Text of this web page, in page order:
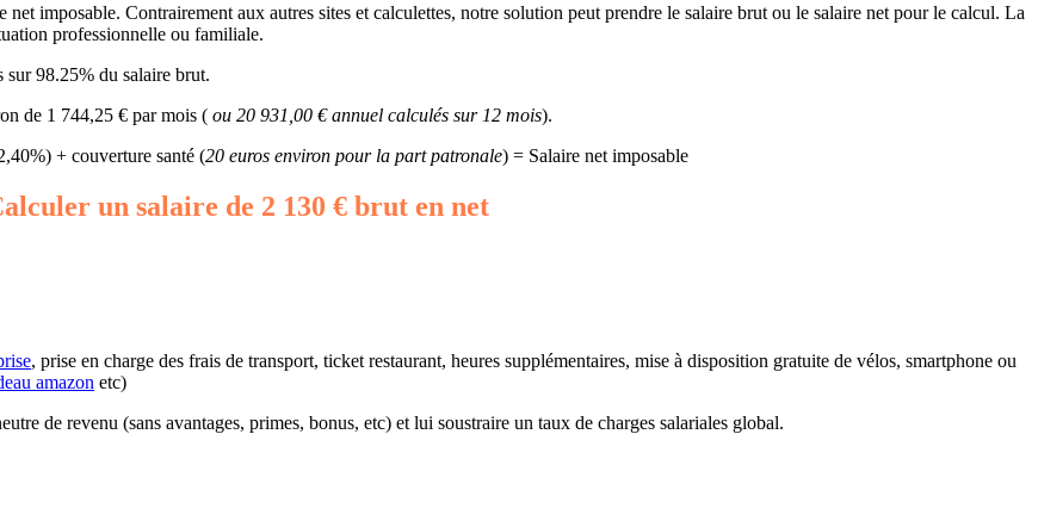
imposable. Contrairement aux autres sites et calculettes, notre solution peut prendre le salaire brut ou le salaire net pour le calcul. La
professionnelle ou familiale.
98.25% du salaire brut.
de 1 744,25 € par mois ( ou 20 931,00 € annuel calculés sur 12 mois).
+ couverture santé (20 euros environ pour la part patronale) = Salaire net imposable
un salaire de 2 130 € brut en net
, prise en charge des frais de transport, ticket restaurant, heures supplémentaires, mise à disposition gratuite de vélos, smartphone ou
amazon etc)
de revenu (sans avantages, primes, bonus, etc) et lui soustraire un taux de charges salariales global.